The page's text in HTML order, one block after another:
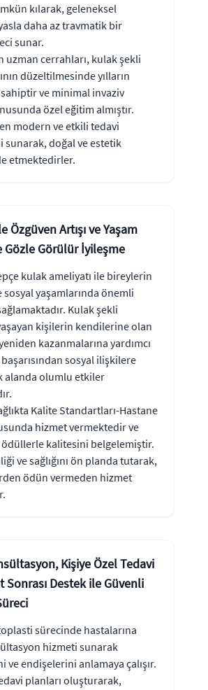
kılarak, geleneksel
daha az travmatik bir
sunar.
uzman cerrahları, kulak şekli
düzeltilmesinde yılların
ve minimal invaziv
özel eğitim almıştır.
modern ve etkili tedavi
sunarak, doğal ve estetik
etmektedirler.
Özgüven Artışı ve Yaşam
Gözle Görülür İyileşme
kulak ameliyatı ile bireylerin
yaşamlarında önemli
Kulak şekli
kişilerin kendilerine olan
kazanmalarına yardımcı
sosyal ilişkilere
alanda olumlu etkiler
Kalite Standartları-Hastane
hizmet vermektedir ve
ödüllerle kalitesini belgelemiştir.
ve sağlığını ön planda tutarak,
ödün vermeden hizmet
Kişiye Özel Tedavi
Sonrası Destek ile Güvenli
sürecinde hastalarına
hizmeti sunarak
ve endişelerini anlamaya çalışır.
planları oluşturarak,